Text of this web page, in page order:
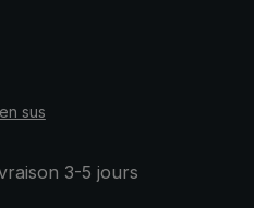
sus
3-5 jours